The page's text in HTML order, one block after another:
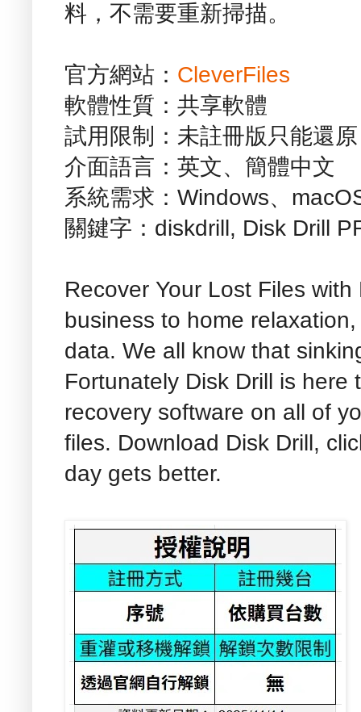
料，不需要重新掃描。
官方網站： CleverFiles
軟體性質：共享軟體
試用限制：未註冊版只能還
介面語言：英文、簡體中文
系統需求：Windows、
關鍵字：diskdrill, Disk Drill
Recover Your Lost Files
business to home
data. We all know that
Fortunately Disk Drill is
recovery software on all of
files. Download Disk Drill,
day gets better.